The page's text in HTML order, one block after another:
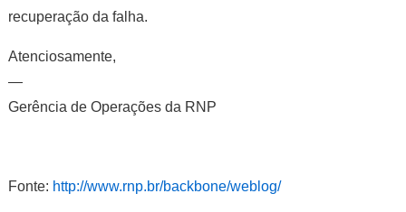
recuperação da falha.
Atenciosamente,
—
Gerência de Operações da RNP
Fonte: http://www.rnp.br/backbone/weblog/